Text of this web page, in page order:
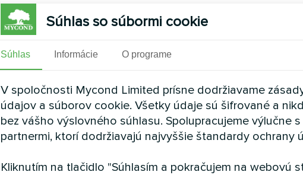
Súhlas so súbormi cookie
Súhlas Informácie O programe
V spoločnosti Mycond Limited prísne dodržiavame
údajov a súborov cookie. Všetky údaje sú šifrované a
bez vášho výslovného súhlasu. Spolupracujeme výlučne
partnermi, ktorí dodržiavajú najvyššie štandardy ochrany
Kliknutím na tlačidlo "Súhlasím a pokračujem na webovú